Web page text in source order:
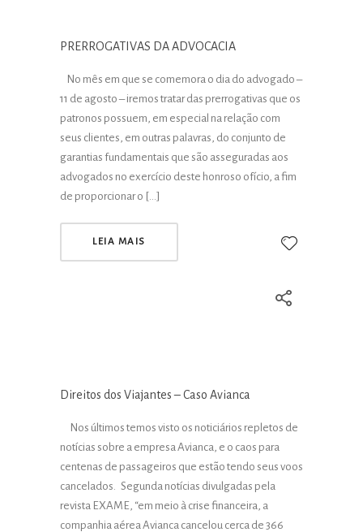
PRERROGATIVAS DA ADVOCACIA
No mês em que se comemora o dia do advogado –
11 de agosto – iremos tratar das prerrogativas que os
patronos possuem, em especial na relação com
seus clientes, em outras palavras, do conjunto de
garantias fundamentais que são asseguradas aos
advogados no exercício deste honroso ofício, a fim
de proporcionar o […]
LEIA MAIS
Direitos dos Viajantes – Caso Avianca
Nos últimos temos visto os noticiários repletos de
notícias sobre a empresa Avianca, e o caos para
centenas de passageiros que estão tendo seus voos
cancelados. Segunda notícias divulgadas pela
revista EXAME, “em meio à crise financeira, a
companhia aérea Avianca cancelou cerca de 366